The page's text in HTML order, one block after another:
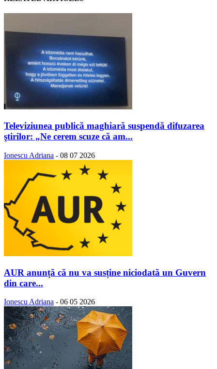
Televiziunea publică maghiară suspendă difuzarea
ştirilor: „Ne cerem scuze că am...
Ionescu Adriana - 08 07 2026
AUR anunță că nu va susține niciodată un Guvern
din care...
Ionescu Adriana - 06 05 2026